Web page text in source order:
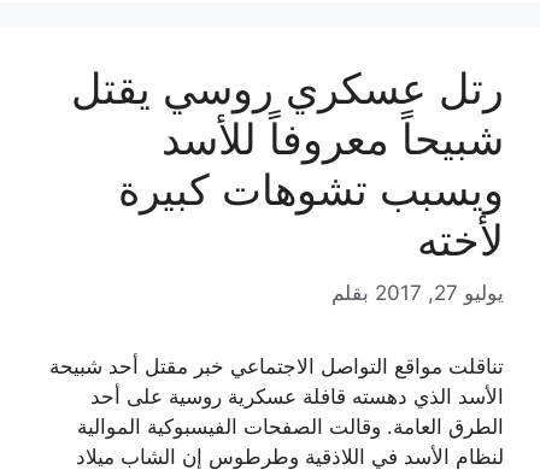
رتل عسكري روسي يقتل
شبيحاً معروفاً للأسد
ويسبب تشوهات كبيرة
لأخته
يوليو 27, 2017 بقلم
تناقلت مواقع التواصل الاجتماعي خبر مقتل أحد شبيحة
الأسد الذي دهسته قافلة عسكرية روسية على أحد
الطرق العامة. وقالت الصفحات الفيسبوكية الموالية
لنظام الأسد في اللاذقية وطرطوس إن الشاب ميلاد